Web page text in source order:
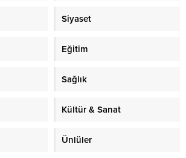
Siyaset
Eğitim
Sağlık
Kültür & Sanat
Ünlüler